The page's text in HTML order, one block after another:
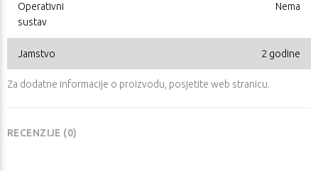
Operativni
sustav
Nema
Jamstvo 2 godine
Za dodatne informacije o proizvodu, posjetite web stranicu.
RECENZIJE (0)